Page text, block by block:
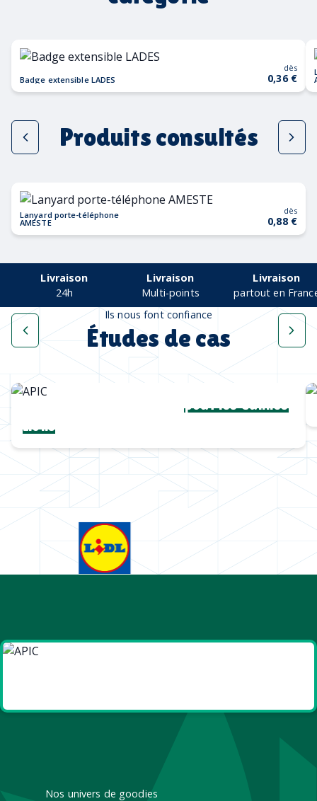
Badge extensible LADES
dès
0,36 €
Produits consultés
Lanyard porte-téléphone
AMESTE
dès
0,88 €
Livraison
24h
Livraison
Multi-points
Livraison
partout en
Ils nous font confiance
Études de cas
Une collection complètepour les Cannes
Lions
Nos univers de goodies